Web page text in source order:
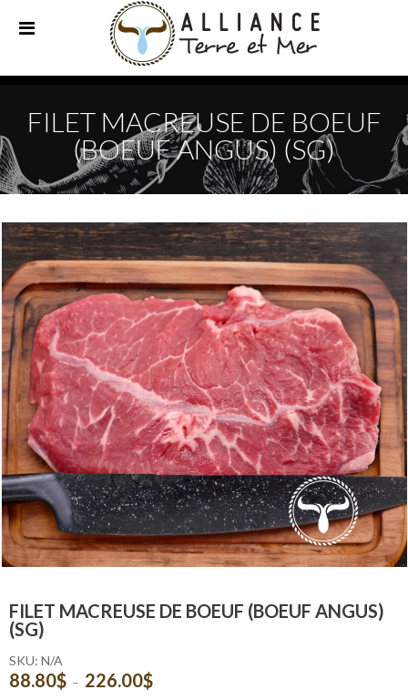
FILET MACREUSE DE BOEUF
(BOEUF ANGUS) (SG)
FILET MACREUSE DE BOEUF (BOEUF ANGUS)
(SG)
SKU: N/A
88.80$ – 226.00$